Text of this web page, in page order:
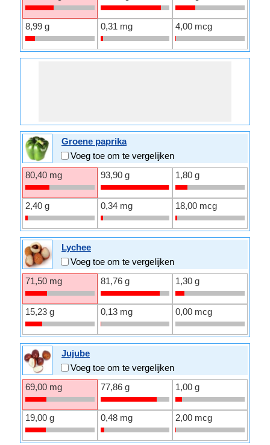
8,99 g 0,31 mg 4,00 mcg
Groene paprika
Voeg toe om te vergelijken
80,40 mg
93,90 g 1,80 g
2,40 g 0,34 mg 18,00 mcg
Lychee
Voeg toe om te vergelijken
71,50 mg
81,76 g 1,30 g
15,23 g 0,13 mg 0,00 mcg
Jujube
Voeg toe om te vergelijken
69,00 mg
77,86 g 1,00 g
19,00 g 0,48 mg 2,00 mcg